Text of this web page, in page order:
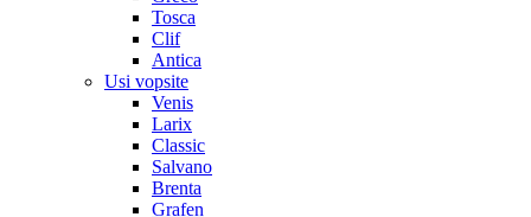
Tosca
Clif
Antica
Usi vopsite
Venis
Larix
Classic
Salvano
Brenta
Grafen